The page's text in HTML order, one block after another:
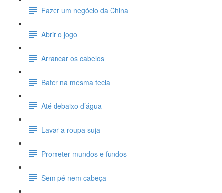
Fazer um negócio da China
Abrir o jogo
Arrancar os cabelos
Bater na mesma tecla
Até debaixo d’água
Lavar a roupa suja
Prometer mundos e fundos
Sem pé nem cabeça